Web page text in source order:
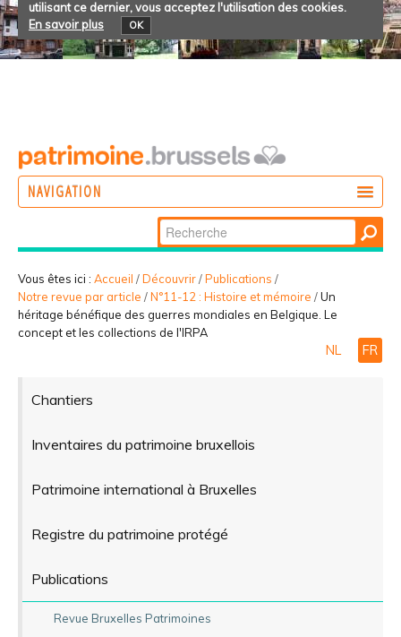
utilisant ce dernier, vous acceptez l'utilisation des cookies.
En savoir plus
OK
NAVIGATION
PARTICIPER
Chercher par
Recherche
avancée…
Vous êtes ici : Accueil /Découvrir/Publications /
Notre revue par article /N°11-12 : Histoire et mémoire /Un
héritage bénéfique des guerres mondiales en Belgique. Le
concept et les collections de l'IRPA
NL FR
Chantiers
Inventaires du patrimoine bruxellois
Patrimoine international à Bruxelles
Registre du patrimoine protégé
Publications
Revue Bruxelles Patrimoines